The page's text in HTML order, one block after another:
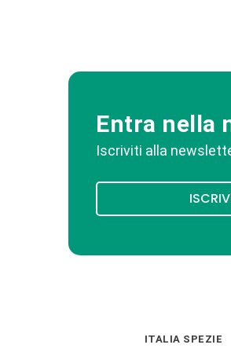
Entra nella
Iscriviti alla
ITALIA SPEZIE